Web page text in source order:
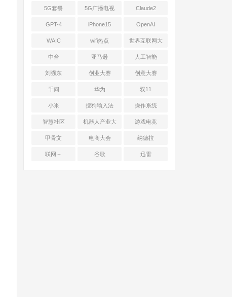
5G套餐 5G广播电视 Claude2
GPT-4 iPhone15 OpenAI
WAIC wifi热点 世界互联网大
会
中台 亚马逊 人工智能
刘强东 创业大赛 创意大赛
千问 华为 双11
小米 搜狗输入法 操作系统
智慧社区 机器人产业大
会
游戏电竞
甲骨文 电商大会 纳德拉
联网＋ 谷歌 迅雷